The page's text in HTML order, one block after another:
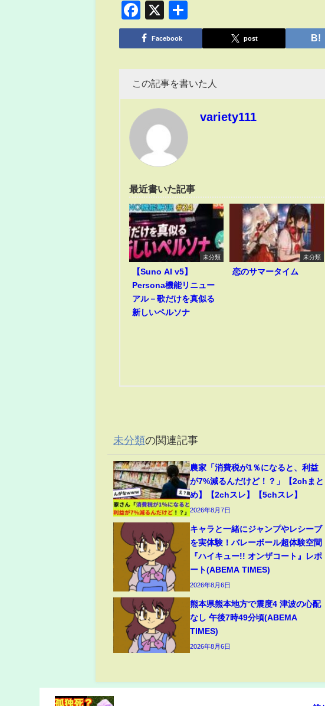
Facebook
X
有
Facebook post
この記事を書いた人
variety111
最近書いた記事
未分類
【Suno AI v5】
Persona機能リニュー
アル－歌だけを真似る
新しいペルソナ
未分類
恋のサマータイム
未分類の関連記事
農家「消費税が1％になると、利益
が7%減るんだけど！？」【2chまと
め】【2chスレ】【5chスレ】
2026年8月7日
キャラと一緒にジャンプやレシーブ
を実体験！バレーボール超体験空間
『ハイキュー!! オンザコート』レポ
ート(ABEMA TIMES)
2026年8月6日
熊本県熊本地方で震度4 津波の心配
なし 午後7時49分頃(ABEMA
TIMES)
2026年8月6日